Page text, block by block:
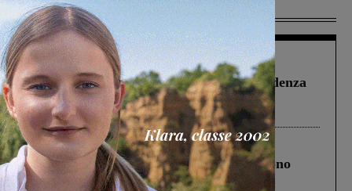
Più lette
Figline Incisa Valdarno 1 Agosto 2026
Piscina di Figline finanziata oltre la scadenza
Pnrr, il gruppo di Fratelli d’Italia: “Un
ringraziamento al Governo”
Cronaca 4 Agosto 2026
Un anno fa la strage in A1 in cui morirono
Gianni, Giulia e Franco. Lo schianto, il